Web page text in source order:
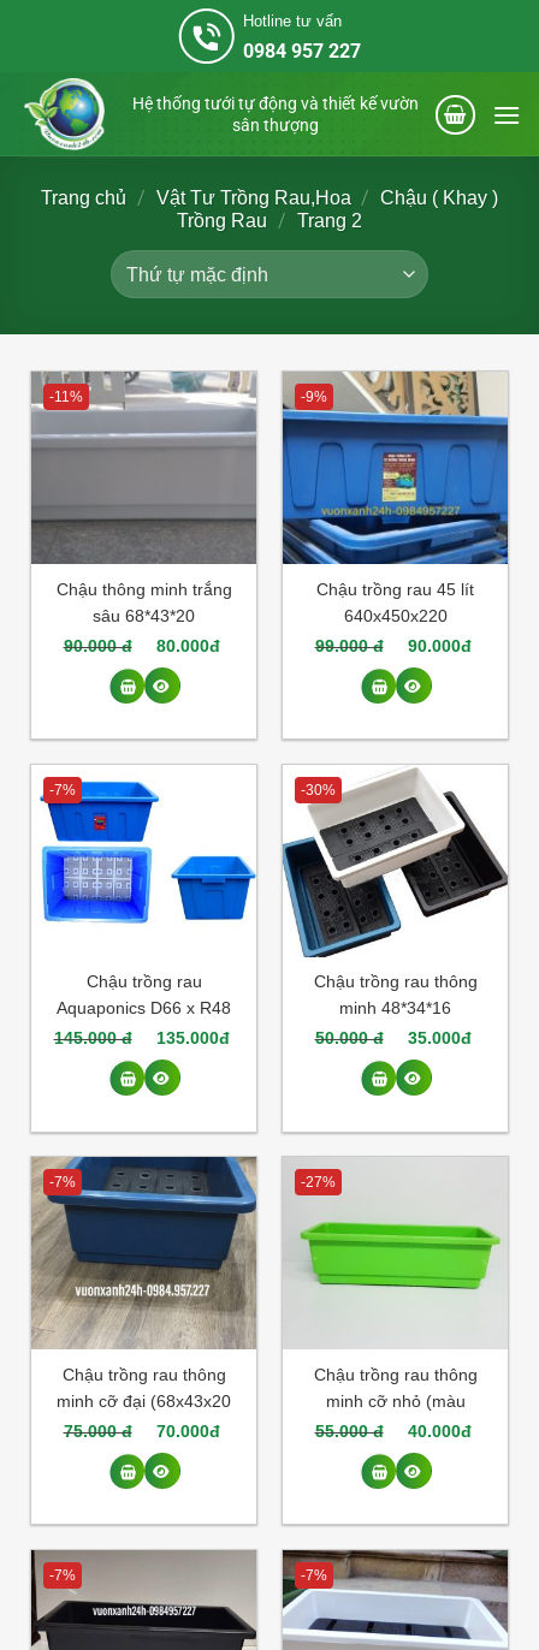
dung
Hotline tư vấn
0984 957 227
Hệ thống tưới tự động và thiết kế vườn
sân thượng
Trang chủ / Vật Tư Trồng Rau,Hoa / Chậu ( Khay )
Trồng Rau
/ Trang 2
-11%
Chậu thông minh trắng
sâu 68*43*20
80.000đ
90.000 đ
-9%
Chậu trồng rau 45 lít
640x450x220
90.000đ
99.000 đ
-7%
Chậu trồng rau
Aquaponics D66 x R48
x C33cm – 70 lít
135.000đ
145.000 đ
-30%
Chậu trồng rau thông
minh 48*34*16
35.000đ
50.000 đ
-7%
Chậu trồng rau thông
minh cỡ đại (68x43x20
cm) màu xanh
70.000đ
75.000 đ
-27%
Chậu trồng rau thông
minh cỡ nhỏ (màu
xanh)40.000đ
55.000 đ
-7% -7%